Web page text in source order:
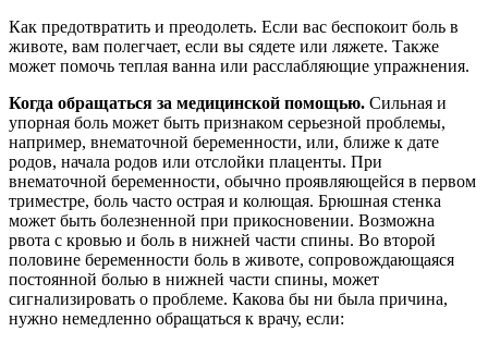
Как предотвратить и преодолеть. Если вас беспокоит боль в
животе, вам полегчает, если вы сядете или ляжете. Также
может помочь теплая ванна или расслабляющие упражнения.
Когда обращаться за медицинской помощью. Сильная и
упорная боль может быть признаком серьезной проблемы,
например, внематочной беременности, или, ближе к дате
родов, начала родов или отслойки плаценты. При
внематочной беременности, обычно проявляющейся в первом
триместре, боль часто острая и колющая. Брюшная стенка
может быть болезненной при прикосновении. Возможна
рвота с кровью и боль в нижней части спины. Во второй
половине беременности боль в животе, сопровождающаяся
постоянной болью в нижней части спины, может
сигнализировать о проблеме. Какова бы ни была причина,
нужно немедленно обращаться к врачу, если: